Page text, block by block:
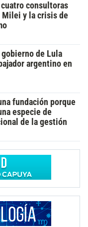
cuatro consultoras
Milei y la crisis de
de Lula
argentino en
fundación porque
especie de
de la gestión